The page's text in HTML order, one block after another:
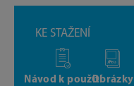
KE STAŽENÍ
Návod k použitíObrázky